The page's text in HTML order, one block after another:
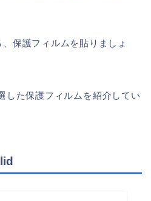
保護フィルムを貼りましょ
した保護フィルムを紹介してい